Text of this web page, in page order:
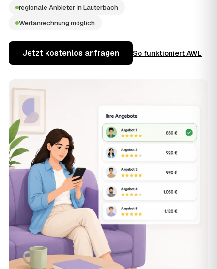
regionale Anbieter in Lauterbach
Wertanrechnung möglich
Jetzt kostenlos anfragen So funktioniert AWL